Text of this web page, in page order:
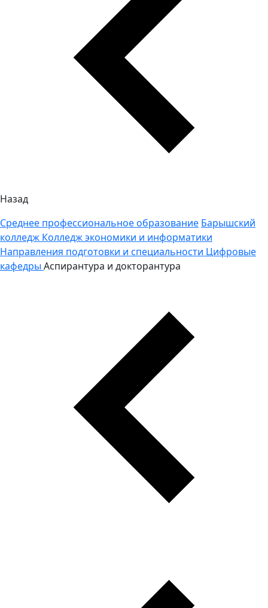
Назад
Среднее профессиональное образование Барышский
колледж Колледж экономики и информатики
Направления подготовки и специальности Цифровые
кафедры Аспирантура и докторантура